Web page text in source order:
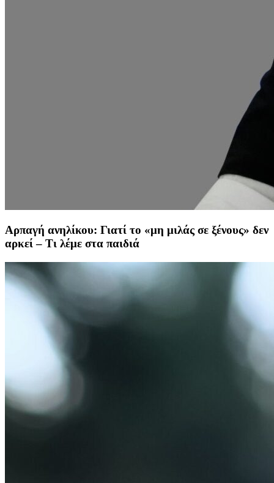
Αρπαγή ανηλίκου: Γιατί το «μη μιλάς σε ξένους» δεν
αρκεί – Τι λέμε στα παιδιά